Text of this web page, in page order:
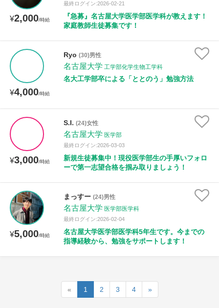
¥2,000/時給
最終ログイン:2026-02-21
『急募』名古屋大学医学部医学科が教えます！
家庭教師生徒募集です！
¥4,000/時給
Ryo (30)男性
名古屋大学 工学部化学生物工学科
名大工学部卒による「ととのう」勉強方法
¥3,000/時給
S.I. (24)女性
名古屋大学 医学部
最終ログイン:2026-03-03
新規生徒募集中！現役医学部生の手厚いフォロ
ーで第一志望合格を掴み取りましょう！
¥5,000/時給
まっすー (24)男性
名古屋大学 医学部医学科
最終ログイン:2026-02-04
名古屋大学医学部医学科5年生です。今までの
指導経験から、勉強をサポートします！
« 1 2 3 4 »